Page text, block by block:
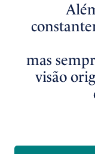
mas
visão